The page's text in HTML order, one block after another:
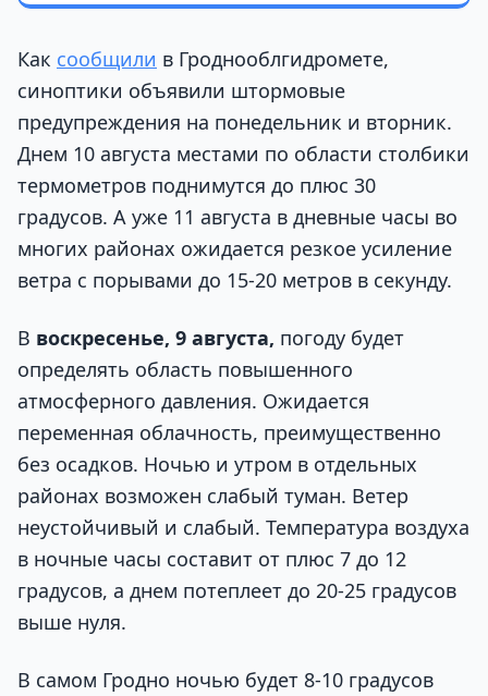
Как сообщили в Гроднооблгидромете,
синоптики объявили штормовые
предупреждения на понедельник и вторник.
Днем 10 августа местами по области столбики
термометров поднимутся до плюс 30
градусов. А уже 11 августа в дневные часы во
многих районах ожидается резкое усиление
ветра с порывами до 15-20 метров в секунду.
В воскресенье, 9 августа, погоду будет
определять область повышенного
атмосферного давления. Ожидается
переменная облачность, преимущественно
без осадков. Ночью и утром в отдельных
районах возможен слабый туман. Ветер
неустойчивый и слабый. Температура воздуха
в ночные часы составит от плюс 7 до 12
градусов, а днем потеплеет до 20-25 градусов
выше нуля.
В самом Гродно ночью будет 8-10 градусов